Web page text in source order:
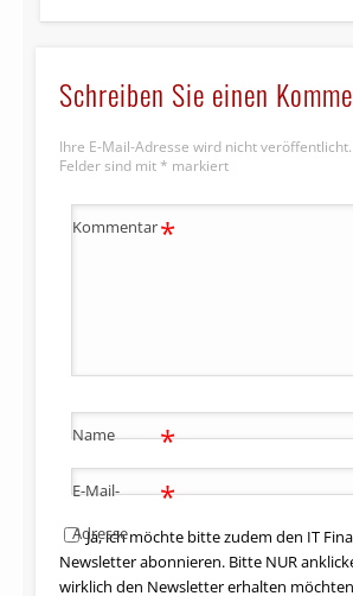
Schreiben Sie einen
Ihre E-Mail-Adresse wird nicht veröffentlicht.
Felder sind mit * markiert
Kommentar*
Name *
E-Mail-
Adresse
*
Ja, ich möchte bitte zudem den IT
Newsletter abonnieren. Bitte NUR
wirklich den Newsletter erhalten